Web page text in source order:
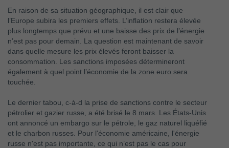
En raison de sa situation géographique, il est clair que
l’Europe subira les premiers effets. L’inflation restera élevée
plus longtemps que prévu et une baisse des prix de l’énergie
n’est pas pour demain. La question est maintenant de savoir
dans quelle mesure les prix élevés feront baisser la
consommation. Les sanctions imposées détermineront
également à quel point l’économie de la zone euro sera
touchée.
Le dernier tabou, c-à-d la prise de sanctions contre le secteur
pétrolier et gazier russe, a été brisé le 8 mars. Les États-Unis
ont annoncé un embargo sur le pétrole, le gaz naturel liquéfié
et le charbon russes. Pour l'économie américaine, l'énergie
russe n'est pas importante, ce qui n’est pas le cas pour